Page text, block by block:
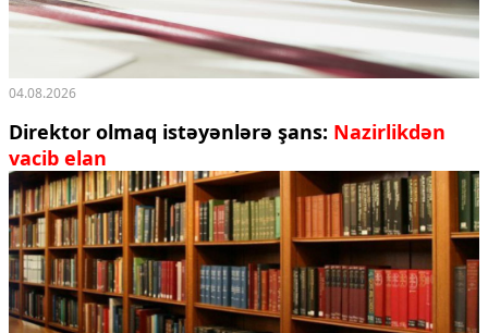
04.08.2026
Direktor olmaq istəyənlərə şans: Nazirlikdən
vacib elan